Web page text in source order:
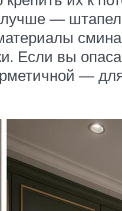
—
Если вы
—